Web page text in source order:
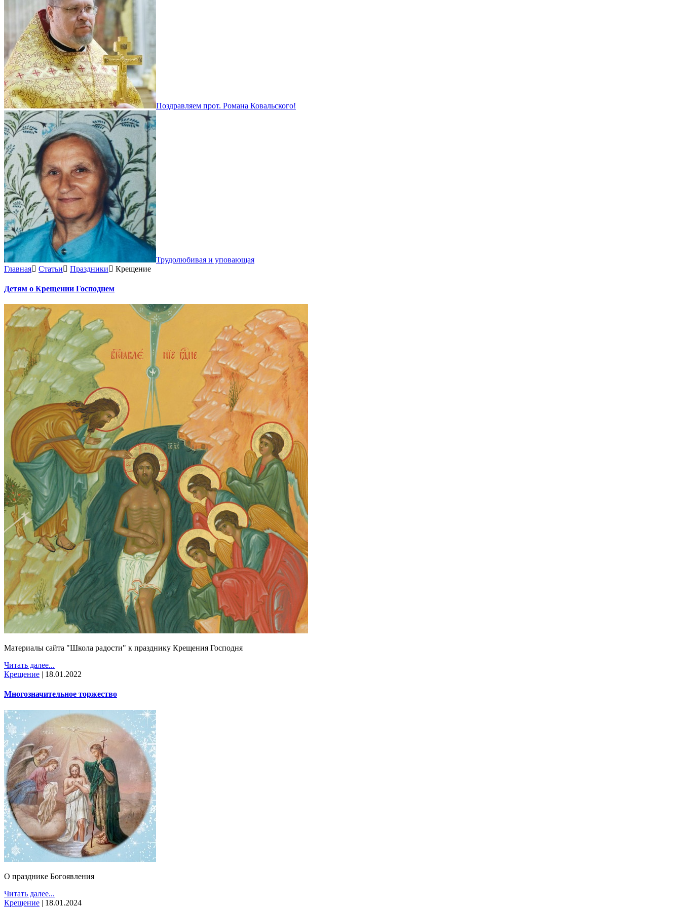
Поздравляем прот. Романа Ковальского!
Трудолюбивая и уповающая
Главная
Статьи Праздники Крещение
Детям о Крещении Господнем
Материалы сайта "Школа радости" к празднику Крещения Господня
Читать далее...
Крещение | 18.01.2022
Многозначительное торжество
О празднике Богоявления
Читать далее...
Крещение | 18.01.2024